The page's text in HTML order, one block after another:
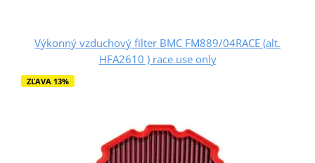
Výkonný vzduchový filter BMC FM889/04RACE (alt.
HFA2610 ) race use only
ZĽAVA 13%